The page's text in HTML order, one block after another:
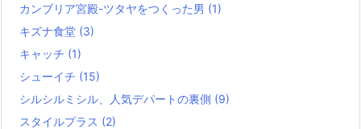
カンブリア宮殿-ツタヤをつくった男 (1)
キズナ食堂 (3)
キャッチ (1)
シューイチ (15)
シルシルミシル、人気デパートの裏側 (9)
スタイルプラス (2)